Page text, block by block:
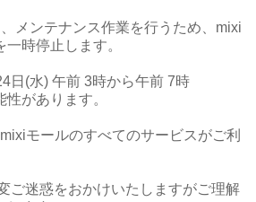
メンテナンス作業を行うため、mixi
時停止します。
日(水) 午前 3時から午前 7時
があります。
モールのすべてのサービスがご利
ご迷惑をおかけいたしますがご理解